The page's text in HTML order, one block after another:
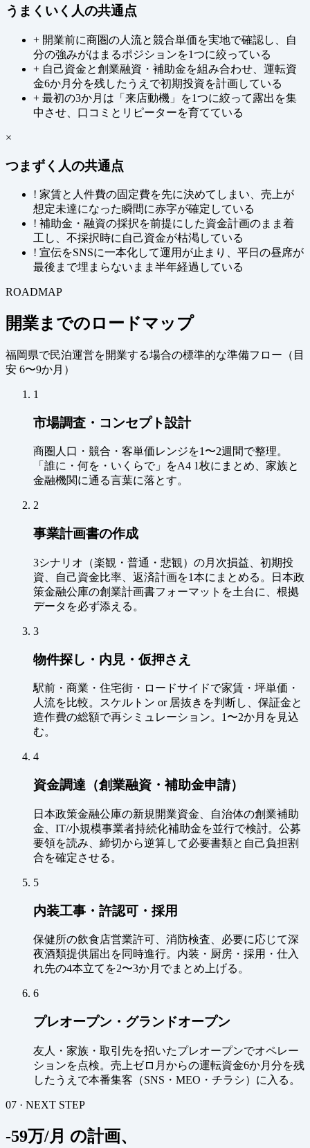
うまくいく人の共通点
+ 開業前に商圏の人流と競合単価を実地で確認し、自
分の強みがはまるポジションを1つに絞っている
+ 自己資金と創業融資・補助金を組み合わせ、運転資
金6か月分を残したうえで初期投資を計画している
+ 最初の3か月は「来店動機」を1つに絞って露出を集
中させ、口コミとリピーターを育てている
×
つまずく人の共通点
! 家賃と人件費の固定費を先に決めてしまい、売上が
想定未達になった瞬間に赤字が確定している
! 補助金・融資の採択を前提にした資金計画のまま着
工し、不採択時に自己資金が枯渇している
! 宣伝をSNSに一本化して運用が止まり、平日の昼席が
最後まで埋まらないまま半年経過している
ROADMAP
開業までのロードマップ
福岡県で民泊運営を開業する場合の標準的な準備フロー（ 目
安 6〜9か月 ）
1
市場調査・コンセプト設計
商圏人口・競合・客単価レンジを1〜2週間で整理。
「誰に・何を・いくらで」をA4 1枚にまとめ、家族と
金融機関に通る言葉に落とす。
2
事業計画書の作成
3シナリオ（楽観・普通・悲観）の月次損益、初期投
資、自己資金比率、返済計画を1本にまとめる。日本政
策金融公庫の創業計画書フォーマットを土台に、根拠
データを必ず添える。
3
物件探し・内見・仮押さえ
駅前・商業・住宅街・ロードサイドで家賃・坪単価・
人流を比較。スケルトン or 居抜きを判断し、保証金と
造作費の総額で再シミュレーション。1〜2か月を見込
む。
4
資金調達（創業融資・補助金申請）
日本政策金融公庫の新規開業資金、自治体の創業補助
金、IT/小規模事業者持続化補助金を並行で検討。公募
要領を読み、締切から逆算して必要書類と自己負担割
合を確定させる。
5
内装工事・許認可・採用
保健所の飲食店営業許可、消防検査、必要に応じて深
夜酒類提供届出を同時進行。内装・厨房・採用・仕入
れ先の4本立てを2〜3か月でまとめ上げる。
6
プレオープン・グランドオープン
友人・家族・取引先を招いたプレオープンでオペレー
ションを点検。売上ゼロ月からの運転資金6か月分を残
したうえで本番集客（SNS・MEO・チラシ）に入る。
07 · NEXT STEP
-59万/月 の計画、